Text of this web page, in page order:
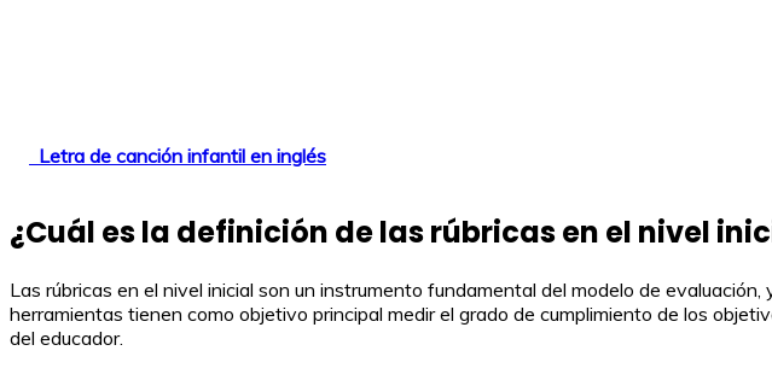
Letra de canción infantil en inglés
¿Cuál es la definición de las rúbricas en el nivel
Las rúbricas en el nivel inicial son un instrumento fundamental del modelo de
herramientas tienen como objetivo principal medir el grado de cumplimiento de los
del educador.